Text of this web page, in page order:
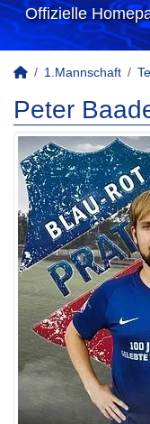
Offizielle
1.Mannschaft
Peter